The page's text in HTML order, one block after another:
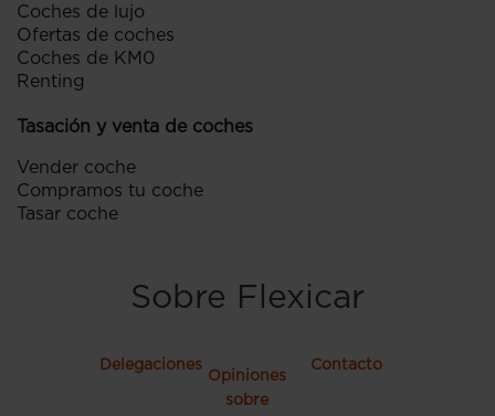
Coches de lujo
Ofertas de coches
Coches de KM0
Renting
Tasación y venta de coches
Vender coche
Compramos tu coche
Tasar coche
Sobre Flexicar
Delegaciones
Opiniones
sobre
Contacto